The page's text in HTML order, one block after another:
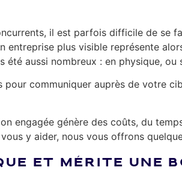
il est parfois difficile de se
entreprise plus visible représente
aussi nombreux : en physique, ou
pour communiquer auprès de votre
engagée génère des coûts, du
y aider, nous vous offrons
ET MÉRITE UNE